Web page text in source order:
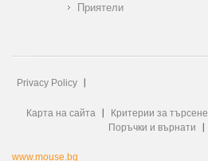
Приятели
Privacy Policy
Карта на сайта Критерии за търсене
Поръчки и върнати
www.mouse.bg